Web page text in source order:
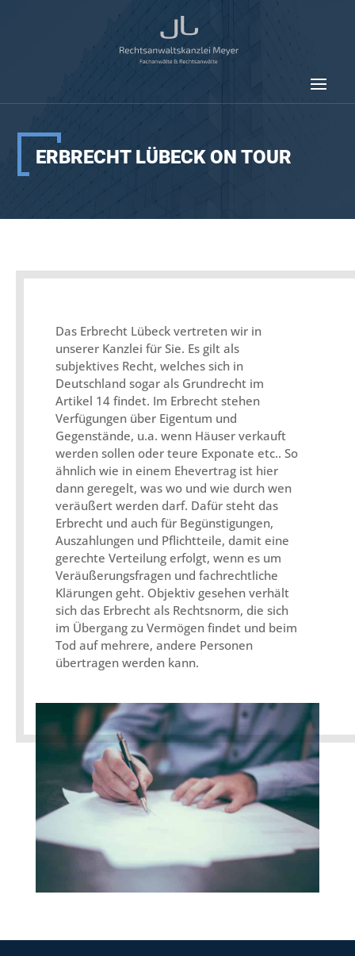
ERBRECHT LÜBECK ON TOUR
Das Erbrecht Lübeck vertreten wir in
unserer Kanzlei für Sie. Es gilt als
subjektives Recht, welches sich in
Deutschland sogar als Grundrecht im
Artikel 14 findet. Im Erbrecht stehen
Verfügungen über Eigentum und
Gegenstände, u.a. wenn Häuser verkauft
werden sollen oder teure Exponate etc.. So
ähnlich wie in einem Ehevertrag ist hier
dann geregelt, was wo und wie durch wen
veräußert werden darf. Dafür steht das
Erbrecht und auch für Begünstigungen,
Auszahlungen und Pflichtteile, damit eine
gerechte Verteilung erfolgt, wenn es um
Veräußerungsfragen und fachrechtliche
Klärungen geht. Objektiv gesehen verhält
sich das Erbrecht als Rechtsnorm, die sich
im Übergang zu Vermögen findet und beim
Tod auf mehrere, andere Personen
übertragen werden kann.